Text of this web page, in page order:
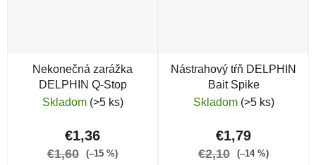
Nekonečná zarážka
DELPHIN Q-Stop
Skladom (>5 ks)
€1,36
€1,60 (–15 %)
Nástrahový tŕň DELPHIN
Bait Spike
Skladom (>5 ks)
€1,79
€2,10 (–14 %)